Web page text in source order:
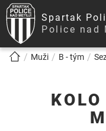
Spartak
Police nad
Muži B - tým